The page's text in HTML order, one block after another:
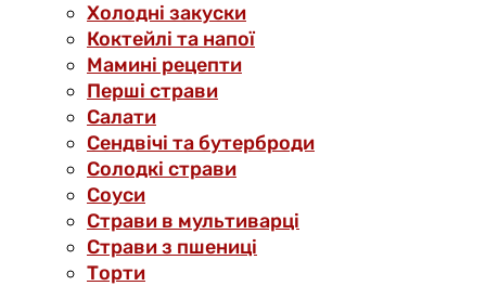
Холодні закуски
Коктейлі та напої
Мамині рецепти
Перші страви
Салати
Сендвічі та бутерброди
Солодкі страви
Соуси
Страви в мультиварці
Страви з пшениці
Торти